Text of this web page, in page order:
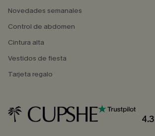
Novedades semanales
Control de abdomen
Cintura alta
Vestidos de fiesta
Tarjeta regalo
4.3